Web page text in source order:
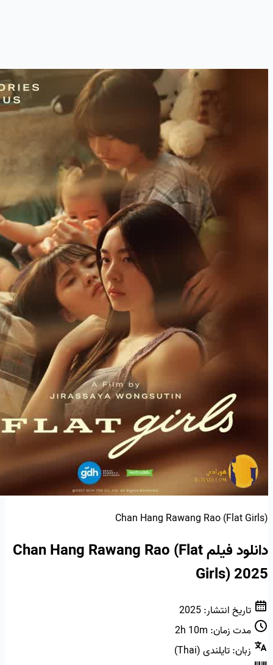
Chan Hang Rawang Rao (Flat Girls)
دانلود فیلم Chan Hang Rawang Rao (Flat
Girls) 2025
تاریخ انتشار:2025
مدت زمان: 2h 10m
زبان:تایلندی (Thai)